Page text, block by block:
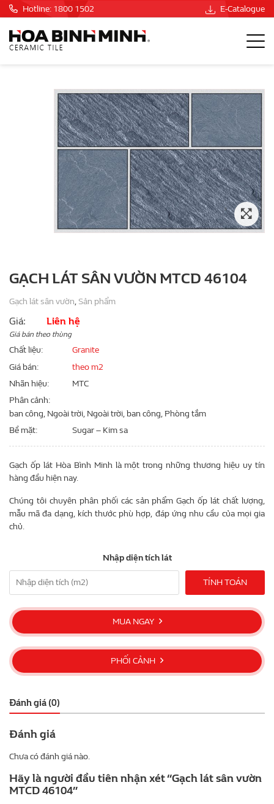
Hotline: 1800 1502 E-Catalogue
GẠCH LÁT SÂN VƯỜN MTCD 46104
Gạch lát sân vườn, Sản phẩm
Giá: Liên hệ
Giá bán theo thùng
Chất liệu
Granite
Giá bán
theo m2
Nhãn hiệu
MTC
Phân cảnh
ban công, Ngoài trời, Ngoài trời, ban công, Phòng tắm
Bề mặt
Sugar – Kim sa
Gạch ốp lát Hòa Bình Minh là một trong những thương hiệu uy tín
hàng đầu hiện nay.
Chúng tôi chuyên phân phối các sản phẩm Gạch ốp lát chất lượng,
mẫu mã đa dạng, kích thước phù hợp, đáp ứng nhu cầu của mọi gia
chủ.
Nhập diện tích lát
TÍNH TOÁN
MUA NGAY
PHỐI CẢNH
Đánh giá (0)
Đánh giá
Chưa có đánh giá nào.
Hãy là người đầu tiên nhận xét “Gạch lát sân vườn
MTCD 46104”